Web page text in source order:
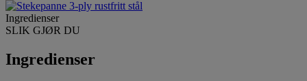
Ingredienser
SLIK GJØR DU
Ingredienser